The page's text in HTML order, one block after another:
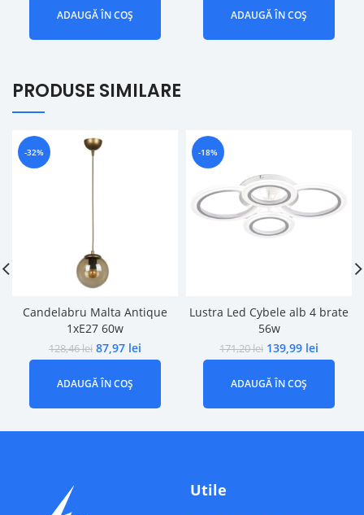
ADAUGĂ ÎN COȘ ADAUGĂ ÎN COȘ
PRODUSE SIMILARE
-32%
Candelabru Malta Antique
1xE27 60w
128,46lei 87,97 lei
ADAUGĂ ÎN COȘ
-18%
Lustra Led Cybele alb 4 brate
56w
171,20lei 139,99 lei
ADAUGĂ ÎN COȘ
Utile